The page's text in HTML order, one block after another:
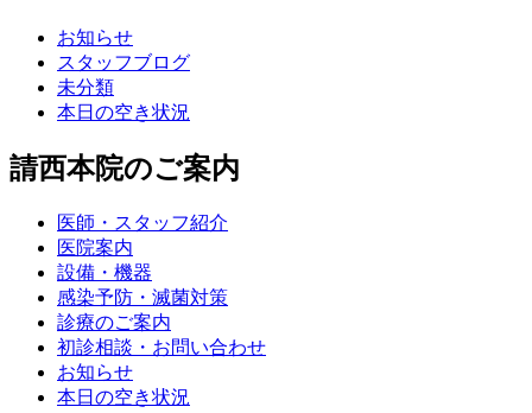
お知らせ
スタッフブログ
未分類
本日の空き状況
請西本院のご案内
医師・スタッフ紹介
医院案内
設備・機器
感染予防・滅菌対策
診療のご案内
初診相談・お問い合わせ
お知らせ
本日の空き状況